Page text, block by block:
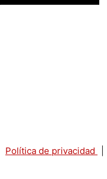
Política de privacidad